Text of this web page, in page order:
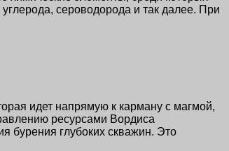
сероводорода и так далее. При
идет напрямую к карману с магмой,
ресурсами Вордиса
бурения глубоких скважин. Это